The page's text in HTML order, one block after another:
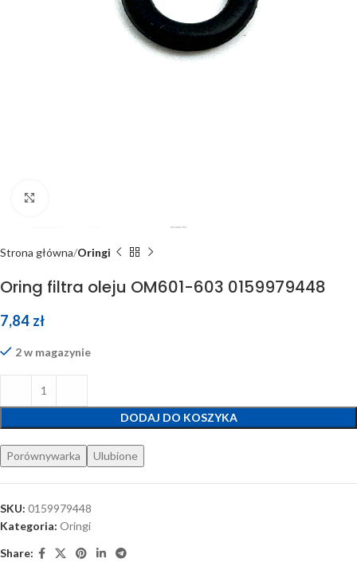
Strona główna Oringi
Oring filtra oleju OM601-603 0159979448
7,84 zł
2 w magazynie
DODAJ DO KOSZYKA
Porównywarka Ulubione
SKU: 0159979448
Kategoria: Oringi
Share: